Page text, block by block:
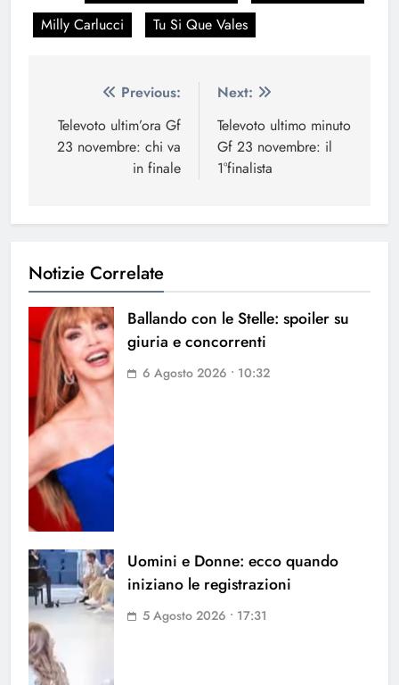
Milly Carlucci
Tu Si Que Vales
Navigazione
articoli
Previous:
Televoto ultim’ora Gf
23 novembre: chi va
in finale
Next:
Televoto ultimo minuto
Gf 23 novembre: il
1°finalista
Notizie Correlate
Ballando con le Stelle: spoiler su
giuria e concorrenti
6 Agosto 2026 • 10:32
Uomini e Donne: ecco quando
iniziano le registrazioni
5 Agosto 2026 • 17:31